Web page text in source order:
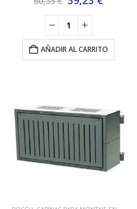
€.
precio
original
era:
60,35 €.39,23
AÑADIR AL CARRITO